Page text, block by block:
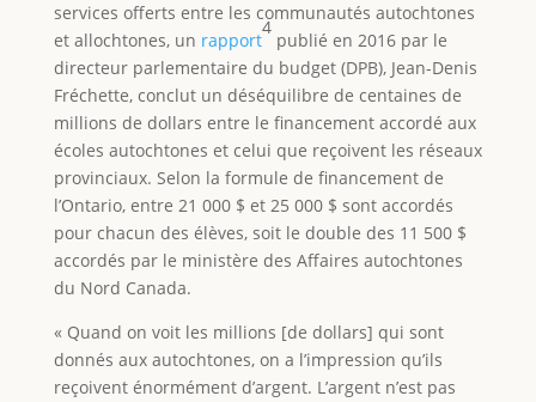
services offerts entre les communautés autochtones
et allochtones, un rapport
4
publié en 2016 par le
directeur parlementaire du budget (DPB), Jean-Denis
Fréchette, conclut un déséquilibre de centaines de
millions de dollars entre le financement accordé aux
écoles autochtones et celui que reçoivent les réseaux
provinciaux. Selon la formule de financement de
l’Ontario, entre 21 000 $ et 25 000 $ sont accordés
pour chacun des élèves, soit le double des 11 500 $
accordés par le ministère des Affaires autochtones
du Nord Canada.
« Quand on voit les millions [de dollars] qui sont
donnés aux autochtones, on a l’impression qu’ils
reçoivent énormément d’argent. L’argent n’est pas